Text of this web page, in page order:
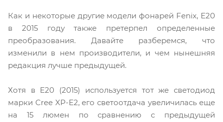
Как и некоторые другие модели фонарей Fenix, Е20
в 2015 году также претерпел определенные
преобразования. Давайте разберемся, что
изменили в нем производители, и чем нынешняя
редакция лучше предыдущей.
Хотя в Е20 (2015) используется тот же светодиод
марки Cree XP-E2, его светоотдача увеличилась еще
на 15 люмен по сравнению с предыдущей